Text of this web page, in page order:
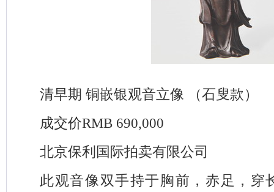
清早期 铜嵌银观音立像 （石叟款）
成交价RMB 690,000
北京保利国际拍卖有限公司
此观音像双手持于胸前，赤足，穿